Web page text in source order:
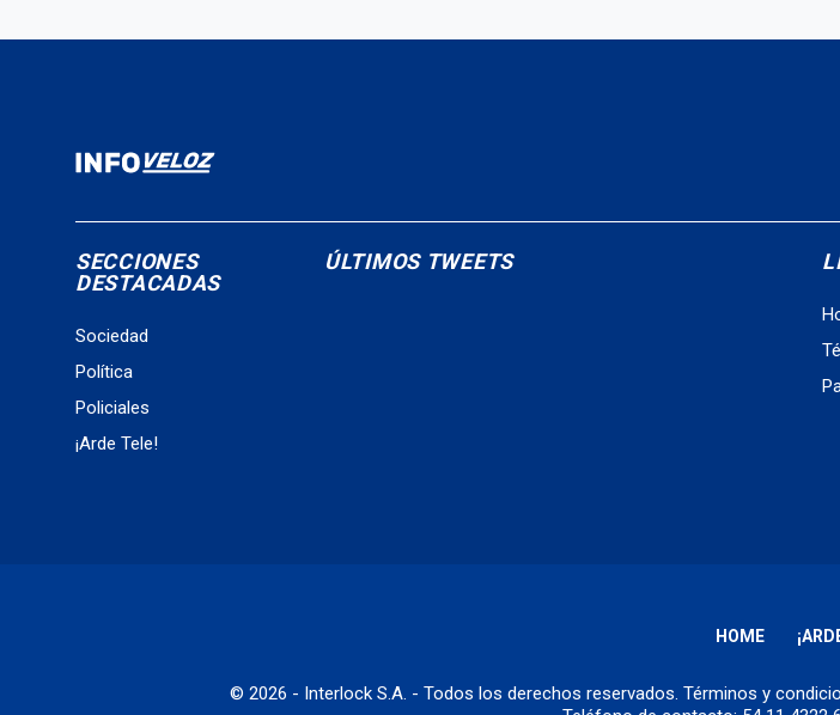
SECCIONES
DESTACADAS
Sociedad
Política
Policiales
¡Arde Tele!
ÚLTIMOS TWEETS
HOME
© 2026 - Interlock S.A. - Todos los derechos reservados. Términos y